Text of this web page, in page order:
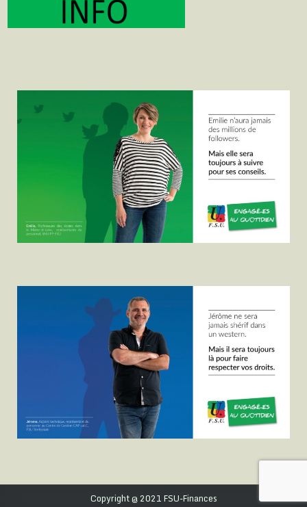
Copyright @ 2021 FSU-Finances